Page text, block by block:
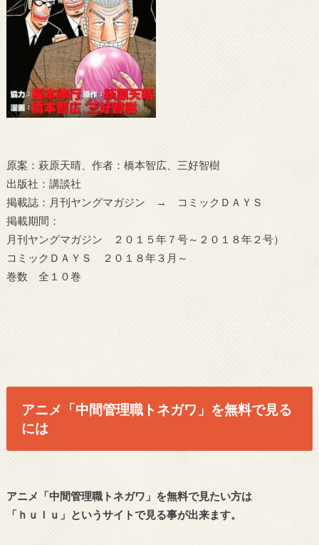
原案：萩原天晴、作者：橋本智広、三好智樹
出版社：講談社
掲載誌：月刊ヤングマガジン → コミックＤＡＹＳ
掲載期間：
月刊ヤングマガジン ２０１５年７号～２０１８年２号）
コミックＤＡＹＳ ２０１８年３月～
巻数 全１０巻
アニメ「中間管理職トネガワ」を無料で見る
には
アニメ「中間管理職トネガワ」を無料で見たい方は
「ｈｕｌｕ」というサイトで見る事が出来ます。